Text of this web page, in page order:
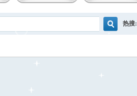
热搜: